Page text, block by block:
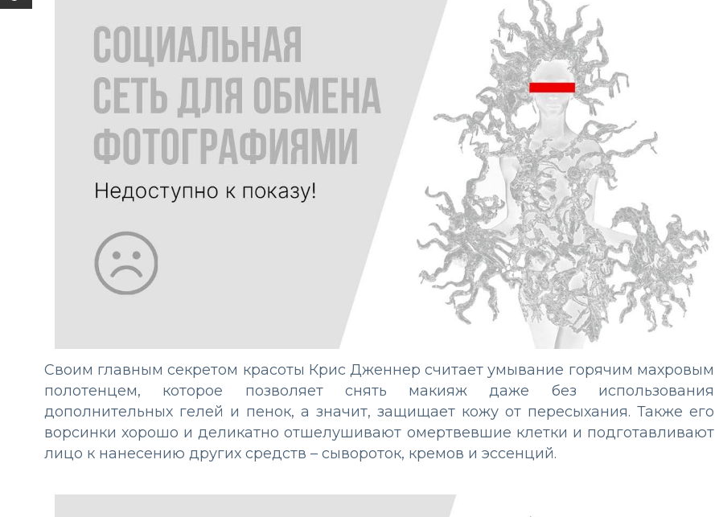
Своим главным секретом красоты Крис Дженнер считает умывание горячим махровым
полотенцем, которое позволяет снять макияж даже без использования
дополнительных гелей и пенок, а значит, защищает кожу от пересыхания. Также его
ворсинки хорошо и деликатно отшелушивают омертвевшие клетки и подготавливают
лицо к нанесению других средств – сывороток, кремов и эссенций.